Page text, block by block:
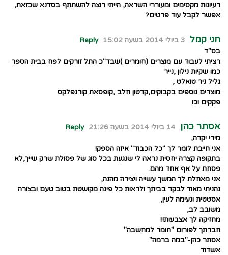
רעיונות מקסימים ומעוררי השראה, הייתי רוצה להשתתף בסדנא שכזאת,
אפשר לקבל עוד פרטים?
חני קמל 3 ביולי 2014 בשעה 15:02
Reply
בס"ד
רציתי לעבוד עם מוצרים (חומרים )שבד"כ התל זורקים לפח בבית הספר
כמו שקיות נילון ,נייר
גליל ניר טואלט ,
מוצרים נוספים בקבוקים,קרטון חלב ,קופסאת קורנפלקס
פקקים וכו
אסתר כהן 14 ביולי 2014 בשעה 21:26
Reply
מירי יקרה,
אני חייבת לומר לך "כל הכבוד" איזה הספק!
בתקופה קצרה יחסית נראה לי שנגעת בכל סוג של פסולת שרק שייך,לא
פסחת על אף אחד מהם.
אני מאחלת לך המשך עשייה ויצירה מהנה,
נהניתי מאוד לבקר בביתך ולראות כל פינה מקושטת בטוב טעם ובצורה
אסטטית ונעימה לעין,
משובב לב,
מחזיקה לך אצבעות!!
חברתך לפורום "חומר למחשבה"
אסתר כהן-"במה ברמה"
אשדוד